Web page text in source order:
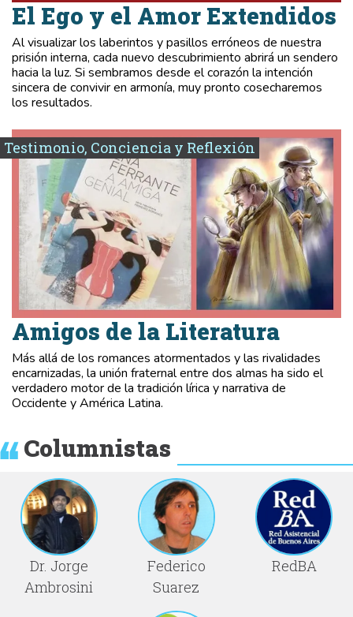
El Ego y el Amor Extendidos
Al visualizar los laberintos y pasillos erróneos de nuestra
prisión interna, cada nuevo descubrimiento abrirá un sendero
hacia la luz. Si sembramos desde el corazón la intención
sincera de convivir en armonía, muy pronto cosecharemos
los resultados.
Testimonio, Conciencia y Reflexión
Amigos de la Literatura
Más allá de los romances atormentados y las rivalidades
encarnizadas, la unión fraternal entre dos almas ha sido el
verdadero motor de la tradición lírica y narrativa de
Occidente y América Latina.
Columnistas
Dr. Jorge
Ambrosini
Federico
Suarez
RedBA